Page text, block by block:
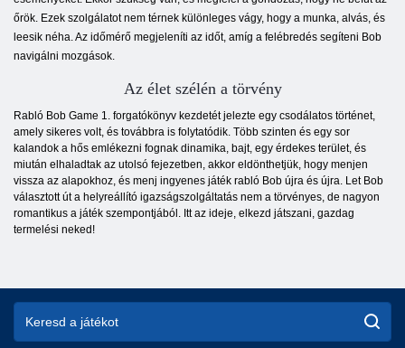
őrök. Ezek szolgálatot nem térnek különleges vágy, hogy a munka, alvás, és
leesik néha. Az időmérő megjeleníti az időt, amíg a felébredés segíteni Bob
navigálni mozgások.
Az élet szélén a törvény
Rabló Bob Game 1. forgatókönyv kezdetét jelezte egy csodálatos történet,
amely sikeres volt, és továbbra is folytatódik. Több szinten és egy sor
kalandok a hős emlékezni fognak dinamika, bajt, egy érdekes terület, és
miután elhaladtak az utolsó fejezetben, akkor eldönthetjük, hogy menjen
vissza az alapokhoz, és menj ingyenes játék rabló Bob újra és újra. Let Bob
választott út a helyreállító igazságszolgáltatás nem a törvényes, de nagyon
romantikus a játék szempontjából. Itt az ideje, elkezd játszani, gazdag
termelési neked!